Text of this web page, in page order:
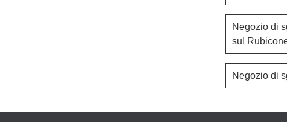
Negozio di
sul
Negozio di